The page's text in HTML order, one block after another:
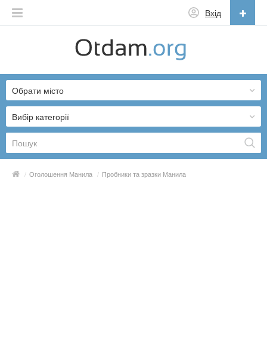
Вхід
English
Русский
Українська
Вибір категорії
Обрати місто
/ Оголошення Манила / Пробники та зразки Манила